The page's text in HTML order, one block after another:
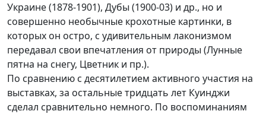
Украине (1878-1901), Дубы (1900-03) и др., но и
совершенно необычные крохотные картинки, в
которых он остро, с удивительным лаконизмом
передавал свои впечатления от природы (Лунные
пятна на снегу, Цветник и пр.).
По сравнению с десятилетием активного участия на
выставках, за остальные тридцать лет Куинджи
сделал сравнительно немного. По воспоминаниям